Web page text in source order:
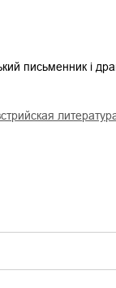
письменник і